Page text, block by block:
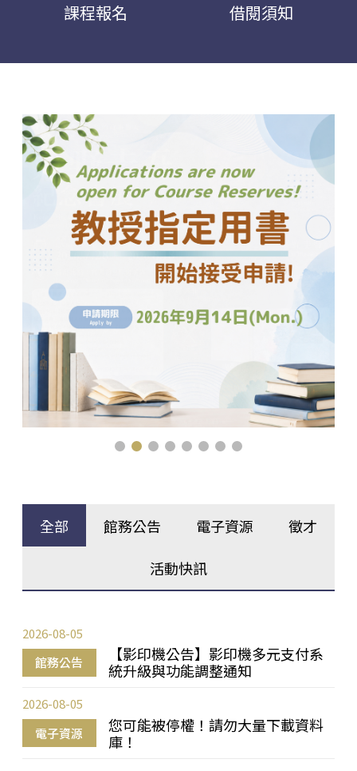
課程報名 借閱須知
全部 館務公告 電子資源 徵才
活動快訊
館務公告
【影印機公告】影印機多元支付系
統升級與功能調整通知
2026-08-05
電子資源
您可能被停權！請勿大量下載資料
庫！
2026-08-05